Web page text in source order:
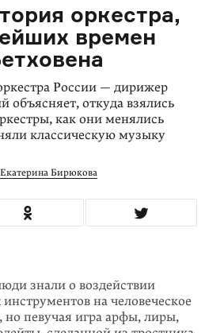
оркестра,
времен
России — дирижер
откуда взялись
как они менялись
классическую музыку
Екатерина Бирюкова
знали о воздействии
на человеческое
но певучая игра арфы, лиры,